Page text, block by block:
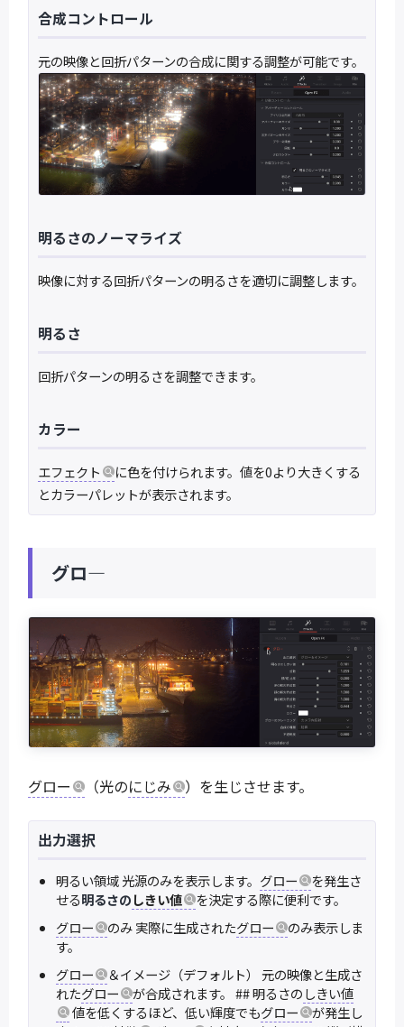
合成コントロール
元の映像と回折パターンの合成に関する調整が可能です。
明るさのノーマライズ
映像に対する回折パターンの明るさを適切に調整します。
明るさ
回折パターンの明るさを調整できます。
カラー
エフェクト
に色を付けられます。値を0より大きくする
とカラーパレットが表示されます。
グロ―
グロー （光のにじみ ）を生じさせます。
出力選択
明るい領域 光源のみを表示します。 グロー
を発生さ
せる明るさのしきい値
を決定する際に便利です。
グロー
のみ 実際に生成されたグロー
のみ表示しま
す。
グロー
＆イメージ（デフォルト） 元の映像と生成さ
れたグロー が合成されます。 ## 明るさのしきい値
値を低くするほど、低い輝度でもグロー
が発生し